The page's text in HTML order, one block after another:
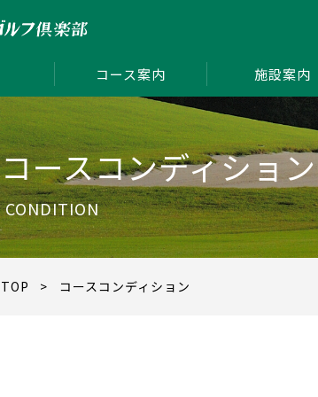
コース案内 施設案内
コースコンディション
CONDITION
TOP > コースコンディション